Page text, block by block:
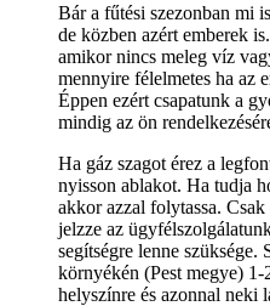
Bár a fűtési szezonban mi
de közben azért emberek
amikor nincs meleg víz
mennyire félelmetes ha az
Éppen ezért csapatunk a
mindig az ön
Ha gáz szagot érez a
nyisson ablakot. Ha tudja
akkor azzal folytassa.
jelzze az
segítségre lenne szüksége.
környékén (Pest megye)
helyszínre és azonnal neki